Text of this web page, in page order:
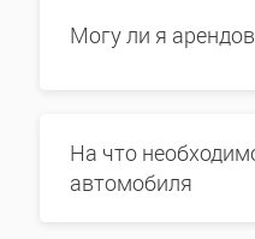
Могу ли я
На что
автомобиля